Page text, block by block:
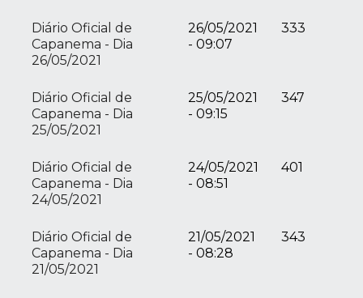
Diário Oficial de
Capanema - Dia
26/05/2021
26/05/2021
- 09:07
333
Diário Oficial de
Capanema - Dia
25/05/2021
25/05/2021
- 09:15
347
Diário Oficial de
Capanema - Dia
24/05/2021
24/05/2021
- 08:51
401
Diário Oficial de
Capanema - Dia
21/05/2021
21/05/2021
- 08:28
343